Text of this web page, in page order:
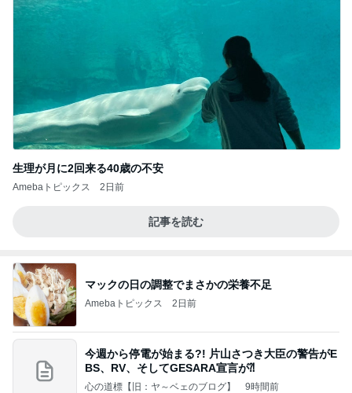
生理が月に2回来る40歳の不安
Amebaトピックス 2日前
記事を読む
マックの日の調整でまさかの栄養不足
Amebaトピックス 2日前
今週から停電が始まる?! 片山さつき大臣の警告がE
BS、RV、そしてGESARA宣言が⁈
心の道標【旧：ヤ～ベェのブログ】 9時間前